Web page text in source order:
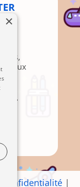
confidentialité|
×